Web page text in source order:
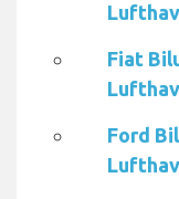
Fiat
Ford